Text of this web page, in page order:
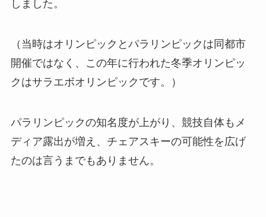
しました。
（当時はオリンピックとパラリンピックは同都市
開催ではなく、この年に行われた冬季オリンピッ
クはサラエボオリンピックです。）
パラリンピックの知名度が上がり、競技自体もメ
ディア露出が増え、チェアスキーの可能性を広げ
たのは言うまでもありません。